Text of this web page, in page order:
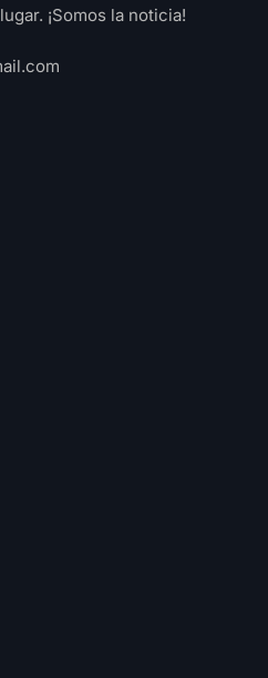
¡Somos la noticia!